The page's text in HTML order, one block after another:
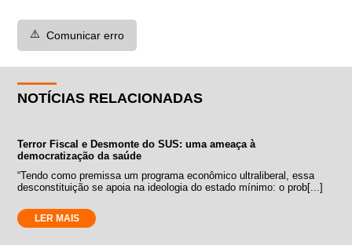
⚠️ Comunicar erro
NOTÍCIAS RELACIONADAS
Terror Fiscal e Desmonte do SUS: uma ameaça à
democratização da saúde
“Tendo como premissa um programa econômico ultraliberal, essa
desconstituição se apoia na ideologia do estado mínimo: o prob[...]
LER MAIS